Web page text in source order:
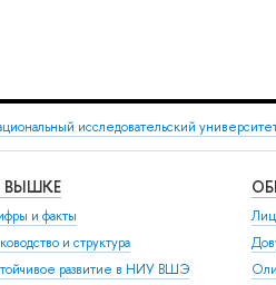
исследовательский
ВЫШКЕ
и факты
и структура
развитие в НИУ ВШЭ